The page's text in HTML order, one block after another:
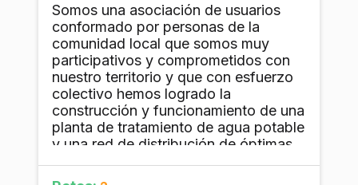
Somos una asociación de usuarios
conformado por personas de la
comunidad local que somos muy
participativos y comprometidos con
nuestro territorio y que con esfuerzo
colectivo hemos logrado la
construcción y funcionamiento de una
planta de tratamiento de agua potable
y una red de distribución de óptimas
excelente suministro de agua potable